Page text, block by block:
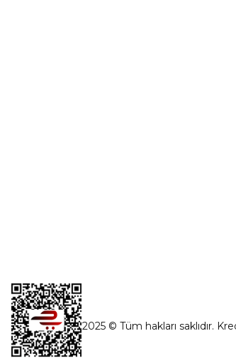
2025 © Tüm hakları saklıdır.